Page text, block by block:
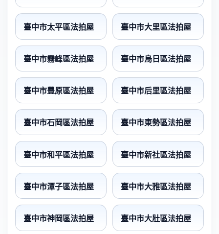
臺中市太平區法拍屋 臺中市大里區法拍屋
臺中市霧峰區法拍屋 臺中市烏日區法拍屋
臺中市豐原區法拍屋 臺中市后里區法拍屋
臺中市石岡區法拍屋 臺中市東勢區法拍屋
臺中市和平區法拍屋 臺中市新社區法拍屋
臺中市潭子區法拍屋 臺中市大雅區法拍屋
臺中市神岡區法拍屋 臺中市大肚區法拍屋